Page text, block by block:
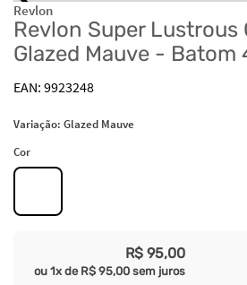
Revlon
Revlon Super Lustrous
Glazed Mauve - Batom
9923248
Variação: Glazed Mauve
Cor
R$ 95,00
ou 1x de R$ 95,00 sem juros